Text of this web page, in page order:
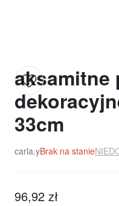
aksamitne
33cm
carla.yBrak na stanie
96,92 zł